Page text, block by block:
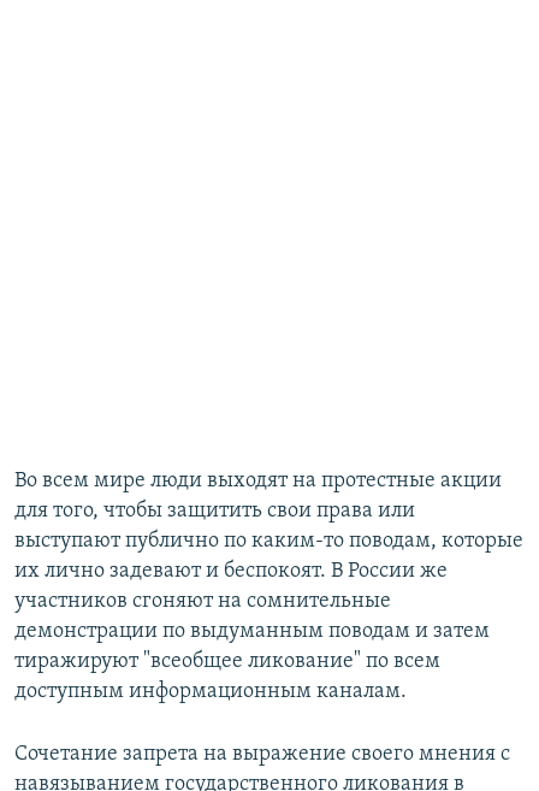
Во всем мире люди выходят на протестные акции
для того, чтобы защитить свои права или
выступают публично по каким-то поводам, которые
их лично задевают и беспокоят. В России же
участников сгоняют на сомнительные
демонстрации по выдуманным поводам и затем
тиражируют "всеобщее ликование" по всем
доступным информационным каналам.
Сочетание запрета на выражение своего мнения с
навязыванием государственного ликования в